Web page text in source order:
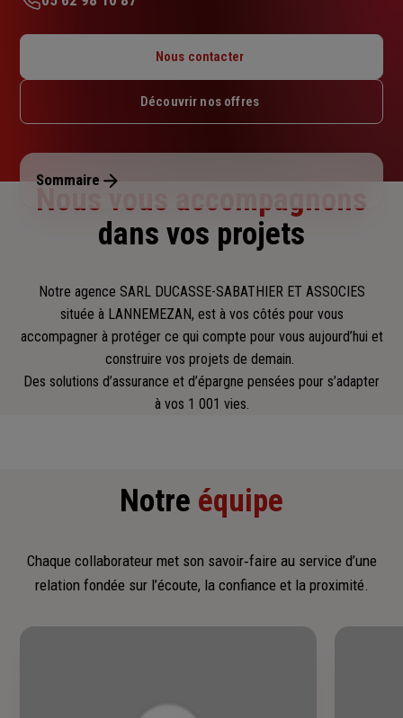
étoiles
Mardi : 09h – 12h / 14h – 17h30
Jeudi : 09h – 12h / 14h – 17h30
Dimanche : Fermé
Nous contacter
Découvrir nos offres
Sommaire
Nous vous accompagnons
dans vos projets
Notre agence SARL DUCASSE-SABATHIER ET ASSOCIES
située à LANNEMEZAN, est à vos côtés pour vous
accompagner à protéger ce qui compte pour vous aujourd’hui et
construire vos projets de demain.
Des solutions d’assurance et d’épargne pensées pour s’adapter
à vos 1 001 vies.
Notre équipe
Chaque collaborateur met son savoir‑faire au service d’une
relation fondée sur l’écoute, la confiance et la proximité.